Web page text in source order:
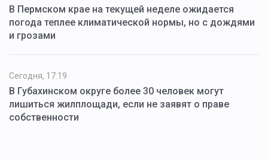
В Пермском крае на текущей неделе ожидается
погода теплее климатической нормы, но с дождями
и грозами
Сегодня, 17:19
В Губахинском округе более 30 человек могут
лишиться жилплощади, если не заявят о праве
собственности